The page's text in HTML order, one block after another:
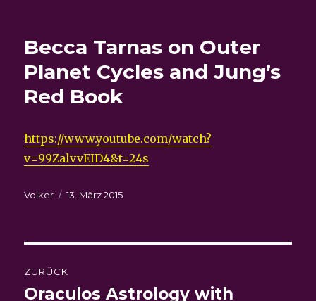
Becca Tarnas on Outer
Planet Cycles and Jung’s
Red Book
https://www.youtube.com/watch?
v=99ZalvvEID4&t=24s
Autor
Volker
Veröffentlicht
13. März 2015
ZURÜCK
Vorheriger
Oraculos Astrology with